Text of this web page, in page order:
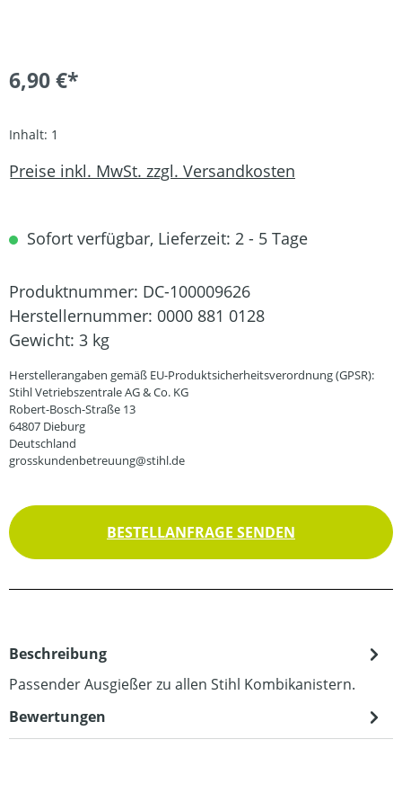
6,90 €*
Inhalt: 1
Preise inkl. MwSt. zzgl. Versandkosten
Sofort verfügbar, Lieferzeit: 2 - 5 Tage
Produktnummer: DC-100009626
Herstellernummer: 0000 881 0128
Gewicht: 3 kg
Herstellerangaben gemäß EU-Produktsicherheitsverordnung (GPSR):
Stihl Vetriebszentrale AG & Co. KG
Robert-Bosch-Straße 13
64807 Dieburg
Deutschland
grosskundenbetreuung@stihl.de
BESTELLANFRAGE SENDEN
Beschreibung
Passender Ausgießer zu allen Stihl Kombikanistern.
Bewertungen